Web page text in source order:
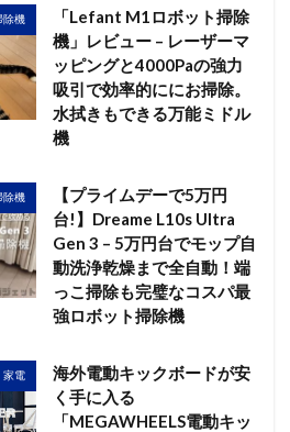
除機
「Lefant M1ロボット掃除
機」レビュー – レーザーマ
ッピングと4000Paの強力
吸引で効率的ににお掃除。
水拭きもできる万能ミドル
機
除機
【プライムデーで5万円
台!】Dreame L10s Ultra
Gen 3 – 5万円台でモップ自
動洗浄乾燥まで全自動！端
っこ掃除も完璧なコスパ最
強ロボット掃除機
家電
海外電動キックボードが安
く手に入る
「MEGAWHEELS電動キッ